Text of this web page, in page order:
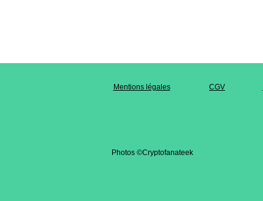
Mentions légales CGV
Photos ©Cryptofanateek